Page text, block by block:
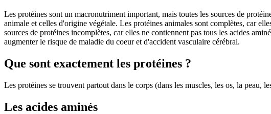
Les protéines sont un macronutriment important, mais toutes les sources de
animale et celles d'origine végétale. Les protéines animales sont complètes, car
sources de protéines incomplètes, car elles ne contiennent pas tous les acides
augmenter le risque de maladie du coeur et d'accident vasculaire cérébral.
Que sont exactement les protéines ?
Les protéines se trouvent partout dans le corps (dans les muscles, les os, la peau,
Les acides aminés